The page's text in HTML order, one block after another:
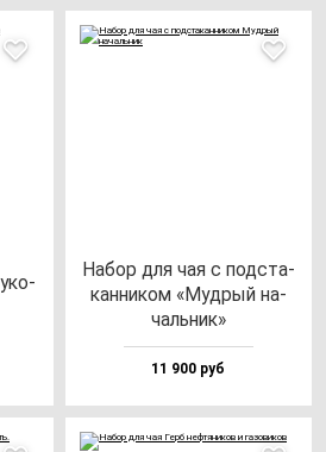
Набор для чая с под­ста­
кан­ни­ком «Муд­рый на­
чаль­ник»
11 900 руб